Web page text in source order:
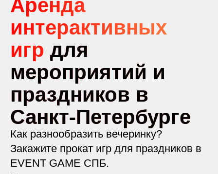
праздников в
Санкт-Петербурге
Как разнообразить вечеринку?
Закажите прокат игр для праздников в
EVENT GAME СПБ.
Расскажите менеджеру свои идеи, а мы
сделаем вам персональное
предложение.
Доставка. Самовывоз. Техники.
Сопровождение. Посмотреть.
Просто спросить. Полный сервис.
WhatsApp